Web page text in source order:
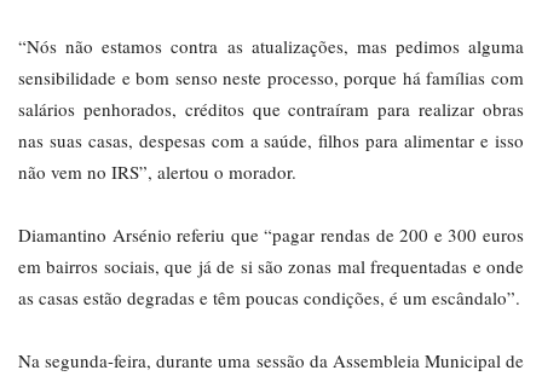
“Nós não estamos contra as atualizações, mas pedimos alguma
sensibilidade e bom senso neste processo, porque há famílias com
salários penhorados, créditos que contraíram para realizar obras
nas suas casas, despesas com a saúde, filhos para alimentar e isso
não vem no IRS”, alertou o morador.
Diamantino Arsénio referiu que “pagar rendas de 200 e 300 euros
em bairros sociais, que já de si são zonas mal frequentadas e onde
as casas estão degradas e têm poucas condições, é um escândalo”.
Na segunda-feira, durante uma sessão da Assembleia Municipal de